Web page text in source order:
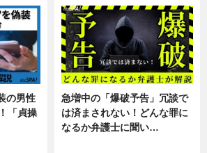
の男性
「貞操
急増中の「爆破予告」冗談で
は済まされない！どんな罪に
なるか弁護士に聞い…